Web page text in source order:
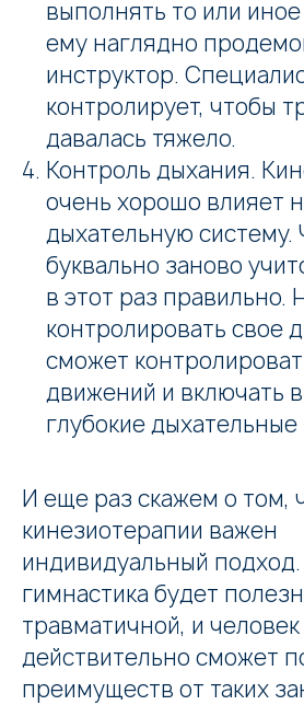
Заказать звонок
выполнять то или
ему наглядно
инструктор.
контролирует, чтобы
давалась тяжело.
Контроль дыхания.
очень хорошо влияет
дыхательную систему.
буквально заново
в этот раз правильно.
контролировать свое
сможет
движений и включать
глубокие
И еще раз скажем о том,
кинезиотерапии важен
индивидуальный подход.
гимнастика будет
травматичной, и человек
действительно сможет
преимуществ от таких